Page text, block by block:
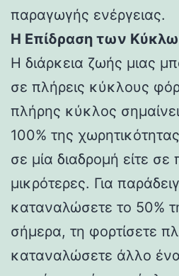
παραγωγής ενέργειας.
Η Επίδραση των
Η διάρκεια ζωής μιας
σε πλήρεις κύκλους
πλήρης κύκλος
100% της
σε μία διαδρομή είτε σε
μικρότερες. Για
καταναλώσετε το 50%
σήμερα, τη φορτίσετε
καταναλώσετε άλλο